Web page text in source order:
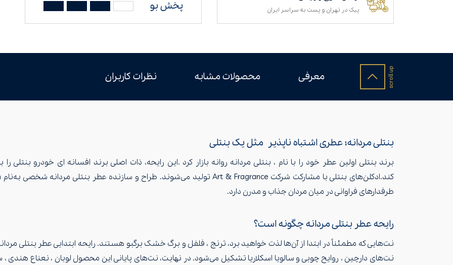
پیک در تهران و پست به سراسر ایران پخش بو
معرفی محصولات مشابه نظرات کاربران
بنتلی مردانه؛ عطری اشتباه ناپذیر مثل یک بنتلی
برند بنتلی اولین عطر خود را با نام ، بنتلی مردانه روانه بازار کرد .این رایحه، ذات اصلی برند افسانه ای خودرو
طرفدارهای فراوانی در میان مردان جذاب و مدرن دارد.
رایحه عطر بنتلی مردانه چگونه است؟‌
نت‌هایی که مطمئناً در ابتدا از آن‌ها لذت خواهید برد، ترنج ، فلفل و برگ خشک برگبو هستند. رایحه ابتدایی عطر بنتلی
نت‌های دارچین ، روایح چوبی و سالویا اسکلاریا تشکیل می‌شود. در نهایت،‌ نت‌های پایانی این محصول لوبان ، نعناع